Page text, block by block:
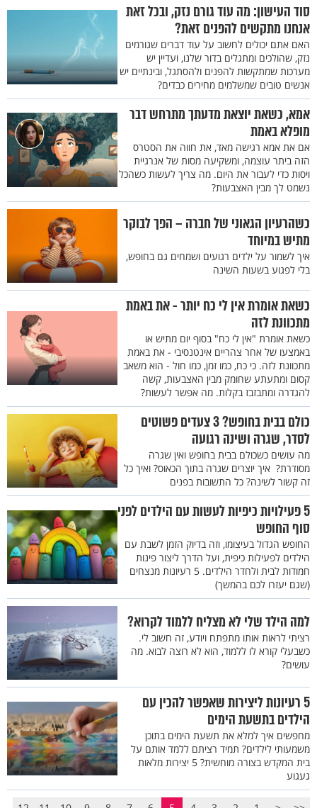
סוד העישון: מה עוד גורם נזק, ובכל זאת
אנחנו מתקשים להפנים זאת?
האם אתם יכולים לחשוב על עוד דברים שגורמים
נזק, שהולכים ומתגלים בדור שלנו, ועדיין יש
מערכות שמתקשות להפנים ולהסתגל, ובינתיים יש
אנשים טובים שמשלמים מחירים כבדים?
אמא, כשאת יוצאת מדעתך מתרחש דבר
מופלא באמת
אם את אמא רגישה מאד, את חווה את הסטרס
הזה ביתר עוצמה, ומשקיעה מסות של אנרגיית
ויסות כדי לעבור את היום. מה צריך לעשות כשהכל
נשמט לך מבין האצבעות?
כשהרעיון הגאוני של חברה – הפך לבוקר
מתיש במיוחד
איך לשמור על ילדים רגועים ושמחים גם בחופש,
בלי לפגוע בשעות השינה
כשאת אומרת אין לי כח יותר - את באמת
מתכוונת לזה
כשאת אומרת "אין לי כח" בסוף יום מתיש או
באמצעו של אחר צהריים אינטנסיבי - את באמת
מתכוונת לזה. כי כח, כמו זמן, כמו חול - הוא משאב
קסום ומתעתע שחומק מבין האצבעות, קשה
להגדרה ומתבזבז בקלות. מה אפשר לעשות?
כולם בבית בחופש? 3 צעדים פשוטים
לסדר, שגרה ושינה רגועה
מה עושים כשכולם בבית בחופש ואין שגרה
מסודרת? איך יוצרים שגרה בתוך הכאוס? ואיך כל
זה קשור לשינה? כל התשובות בפנים
5 פעילויות כיפיות לעשות עם הילדים לפני
סוף החופש
החופש הגדול בעיצומו, וזה בדיוק הזמן לשבת עם
הילדים לפעילות כיפית, ועל הדרך ליצור פינות
חמודות לבית ולחדר הילדים. 5 רעיונות מנצחים
(שגם יעזרו לכם בהמשך)
למה הילד שלי לא מצליח ללמוד לקרוא?
רציתי לראות אותו מתפתח ויודע, זה חשוב לי.
כשבעלי קורא לו ללמוד, הוא לא רוצה לבוא. מה
עושים?
5 רעיונות ליצירות שאפשר להכין עם
הילדים בתשעת הימים
מחפשים איך למלא את תשעת הימים בתוכן
משמעותי לילדים? תמיד רציתם ללמד אותם על
בית המקדש בצורה מוחשית? 5 יצירות מלאות
געגוע